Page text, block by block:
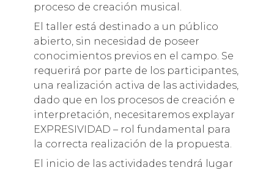
proceso de creación musical.
El taller está destinado a un público
abierto, sin necesidad de poseer
conocimientos previos en el campo. Se
requerirá por parte de los participantes,
una realización activa de las actividades,
dado que en los procesos de creación e
interpretación, necesitaremos explayar
EXPRESIVIDAD – rol fundamental para
la correcta realización de la propuesta.
El inicio de las actividades tendrá lugar